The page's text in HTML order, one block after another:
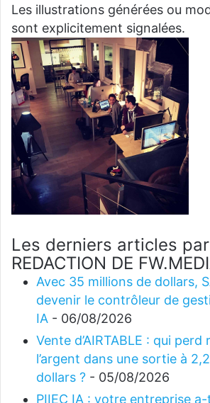
Les illustrations générées ou
sont explicitement signalées.
Les derniers articles
REDACTION DE
Avec 35 millions de dollars,
devenir le contrôleur de
IA - 06/08/2026
Vente d’AIRTABLE : qui
l’argent dans une sortie à
dollars ? - 05/08/2026
PIIEC IA : votre entreprise